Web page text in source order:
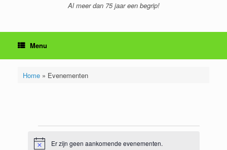
Al meer dan 75 jaar een begrip!
Menu
Home» Evenementen
BerichtEr zijn geen aankomende evenementen.